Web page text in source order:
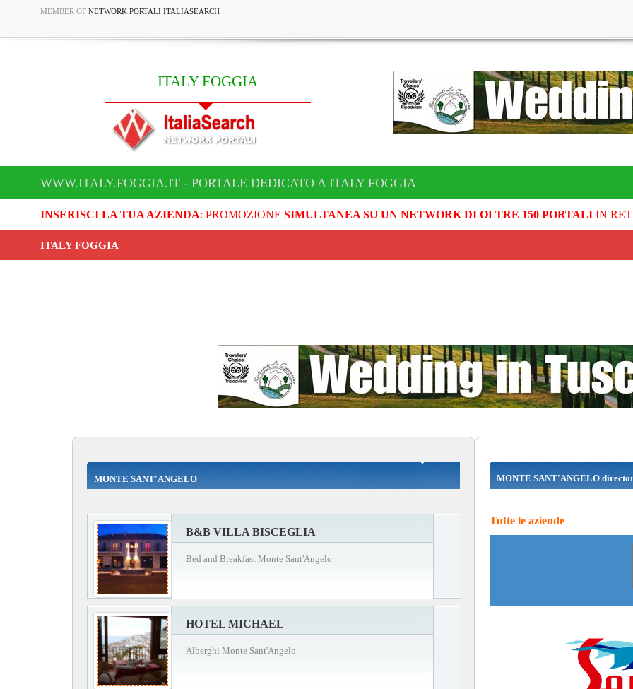
MEMBER OF NETWORK PORTALI ITALIASEARCH
ITALY FOGGIA
WWW.ITALY.FOGGIA.IT - PORTALE DEDICATO A ITALY FOGGIA
INSERISCI LA TUA AZIENDA: PROMOZIONE SIMULTANEA SU UN NETWORK DI OLTRE 150 PORTALIIN
ITALY FOGGIA
MONTE SANT'ANGELO
B&B VILLA BISCEGLIA
Bed and Breakfast Monte Sant'Angelo
HOTEL MICHAEL
Alberghi Monte Sant'Angelo
MONTE SANT'ANGELO
Tutte le aziende